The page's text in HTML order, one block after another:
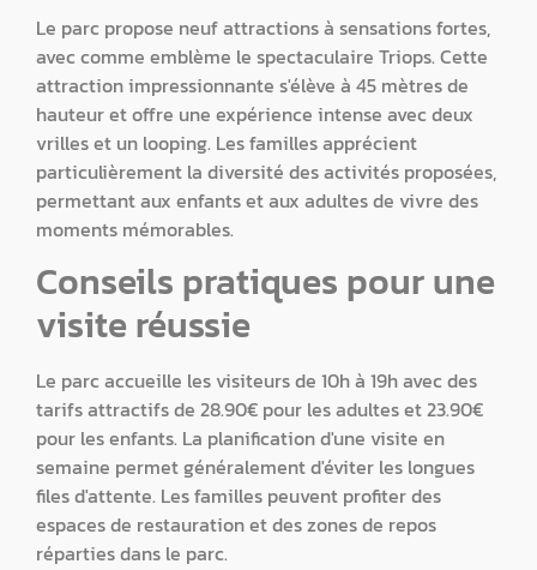
Le parc propose neuf attractions à sensations fortes,
avec comme emblème le spectaculaire Triops. Cette
attraction impressionnante s'élève à 45 mètres de
hauteur et offre une expérience intense avec deux
vrilles et un looping. Les familles apprécient
particulièrement la diversité des activités proposées,
permettant aux enfants et aux adultes de vivre des
moments mémorables.
Conseils pratiques pour une
visite réussie
Le parc accueille les visiteurs de 10h à 19h avec des
tarifs attractifs de 28.90€ pour les adultes et 23.90€
pour les enfants. La planification d'une visite en
semaine permet généralement d'éviter les longues
files d'attente. Les familles peuvent profiter des
espaces de restauration et des zones de repos
réparties dans le parc.